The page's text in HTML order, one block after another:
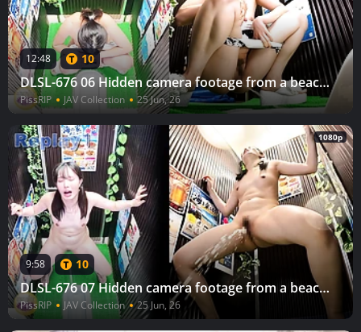
12:48 10
DLSL-676 06 Hidden camera footage from a beach house: Running into the toilet and urinating naked (4)
PissRIP JAV Collection 25 Jun, 26
1080p
9:58 10
DLSL-676 07 Hidden camera footage from a beach house: Running into the toilet and urinating naked (4)
PissRIP JAV Collection 25 Jun, 26